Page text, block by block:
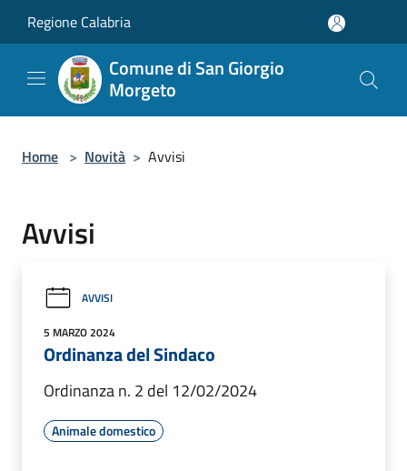
Regione Calabria
Comune di San Giorgio
Morgeto
Home > Novità > Avvisi
Avvisi
AVVISI
5 MARZO 2024
Ordinanza del Sindaco
Ordinanza n. 2 del 12/02/2024
Animale domestico